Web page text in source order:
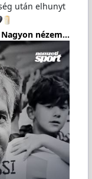
után elhunyt
Nagyon nézem...